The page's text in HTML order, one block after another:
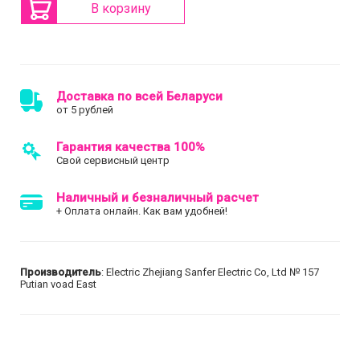
В корзину
Доставка по всей Беларуси
от 5 рублей
Гарантия качества 100%
Свой сервисный центр
Наличный и безналичный расчет
+ Оплата онлайн. Как вам удобней!
Производитель: Electric Zhejiang Sanfer Electric Co, Ltd № 157
Putian voad East